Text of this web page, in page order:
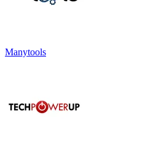
Manytools